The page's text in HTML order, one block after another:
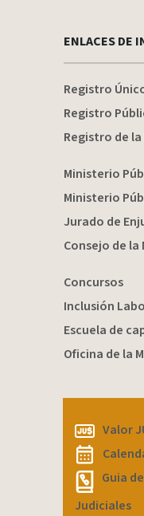
ENLACES DE
Registro
Registro
Registro de
Ministerio
Ministerio
Jurado de
Consejo de
Concursos
Inclusión
Escuela de
Oficina de la
Valor
Guia
Judiciales